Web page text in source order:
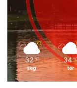
32 ℃
seg
34 ℃
ter